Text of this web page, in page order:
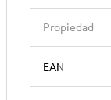
Propiedad
EAN